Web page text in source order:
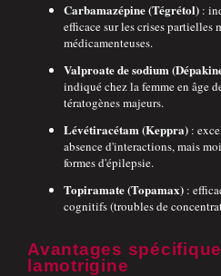
Carbamazépine (Tégrétol) :
efficace sur les crises partielles
médicamenteuses.
Valproate de sodium
indiqué chez la femme en âge
tératogènes majeurs.
Lévétiracétam (Keppra) :
absence d'interactions, mais
formes d'épilepsie.
Topiramate (Topamax) :
cognitifs (troubles de
Avantages
lamotrigine